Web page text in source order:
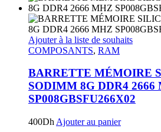
Ajouter à la liste de souhaits
COMPOSANTS, RAM
BARRETTE MÉMOIRE
SODIMM 8G DDR4 2666
SP008GBSFU266X02
400Dh Ajouter au panier